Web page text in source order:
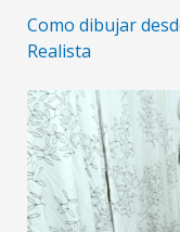
Como dibujar
Realista